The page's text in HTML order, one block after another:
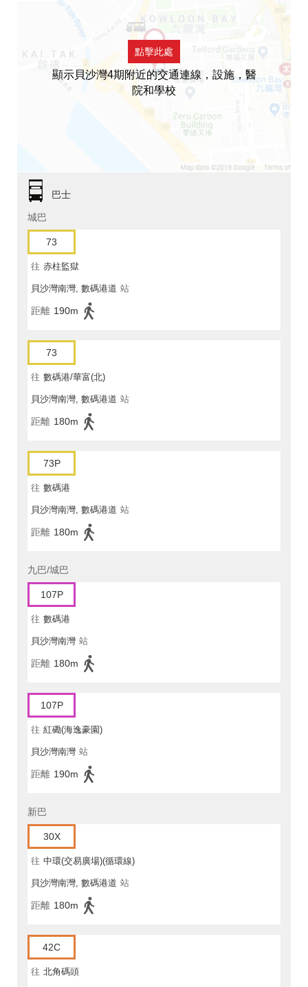
點擊此處
顯示貝沙灣4期附近的交通連線，設施，醫
院和學校
巴士
城巴
73
往 赤柱監獄
貝沙灣南灣, 數碼港道 站
距離 190m
73
往 數碼港/華富(北)
貝沙灣南灣, 數碼港道 站
距離 180m
73P
往 數碼港
貝沙灣南灣, 數碼港道 站
距離 180m
九巴/城巴
107P
往 數碼港
貝沙灣南灣 站
距離 180m
107P
往 紅磡(海逸豪園)
貝沙灣南灣 站
距離 190m
新巴
30X
往 中環(交易廣場)(循環線)
貝沙灣南灣, 數碼港道 站
距離 180m
42C
往 北角碼頭